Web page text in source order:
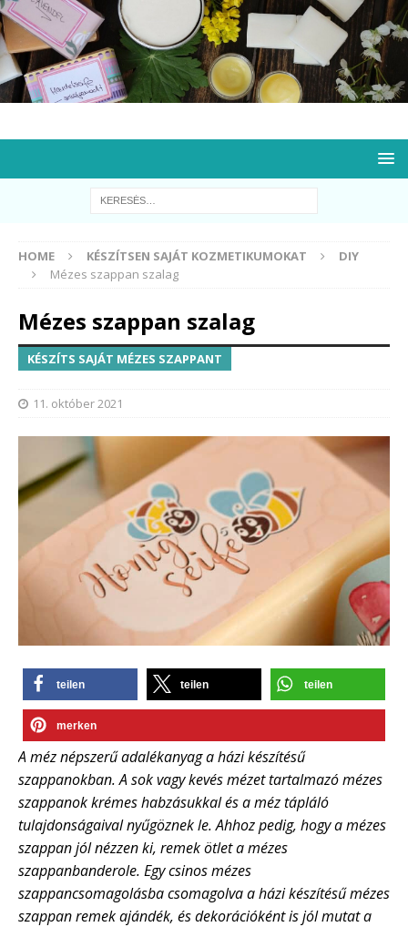
HOME KÉSZÍTSEN SAJÁT KOZMETIKUMOKAT
DIY
Mézes szappan szalag
Mézes szappan szalag
KÉSZÍTS SAJÁT MÉZES SZAPPANT
11. október 2021
teilen teilen teilen
merken
A méz népszerű adalékanyag a házi készítésű
szappanokban. A sok vagy kevés mézet tartalmazó mézes
szappanok krémes habzásukkal és a méz tápláló
tulajdonságaival nyűgöznek le. Ahhoz pedig, hogy a mézes
szappan jól nézzen ki, remek ötlet a mézes
szappanbanderole. Egy csinos mézes
szappancsomagolásba csomagolva a házi készítésű mézes
szappan remek ajándék, és dekorációként is jól mutat a